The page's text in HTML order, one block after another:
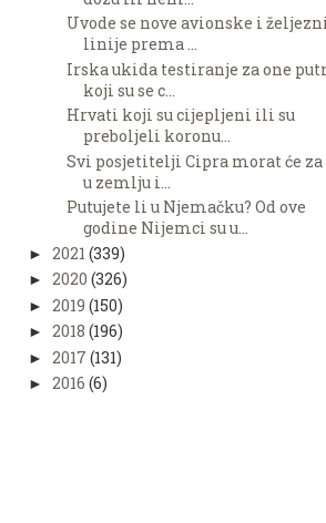
Uvode se nove avionske i
linije prema ...
Irska ukida testiranje za one
koji su se c...
Hrvati koji su cijepljeni ili su
preboljeli koronu...
Svi posjetitelji Cipra morat će za
u zemlju i...
Putujete li u Njemačku? Od ove
godine Nijemci su u...
► 2021 (339)
► 2020 (326)
► 2019 (150)
► 2018 (196)
► 2017 (131)
► 2016 (6)